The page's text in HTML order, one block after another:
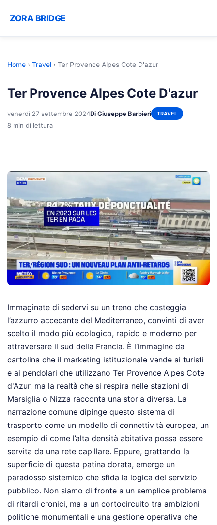
ZORA BRIDGE
Home › Travel › Ter Provence Alpes Cote D'azur
Ter Provence Alpes Cote D'azur
venerdì 27 settembre 2024Di Giuseppe Barbieri TRAVEL
8 min di lettura
Immaginate di sedervi su un treno che costeggia
l’azzurro accecante del Mediterraneo, convinti di aver
scelto il modo più ecologico, rapido e moderno per
attraversare il sud della Francia. È l’immagine da
cartolina che il marketing istituzionale vende ai turisti
e ai pendolari che utilizzano Ter Provence Alpes Cote
d'Azur, ma la realtà che si respira nelle stazioni di
Marsiglia o Nizza racconta una storia diversa. La
narrazione comune dipinge questo sistema di
trasporto come un modello di connettività europea, un
esempio di come l’alta densità abitativa possa essere
servita da una rete capillare. Eppure, grattando la
superficie di questa patina dorata, emerge un
paradosso sistemico che sfida la logica del servizio
pubblico. Non siamo di fronte a un semplice problema
di ritardi cronici, ma a un cortocircuito tra ambizioni
politiche monumentali e una gestione operativa che